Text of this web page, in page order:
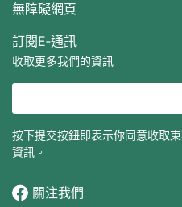
無障礙網頁
訂閱E‐通訊
收取更多我們的資訊
按下提交按鈕即表示你同意收取
資訊。
關注我們